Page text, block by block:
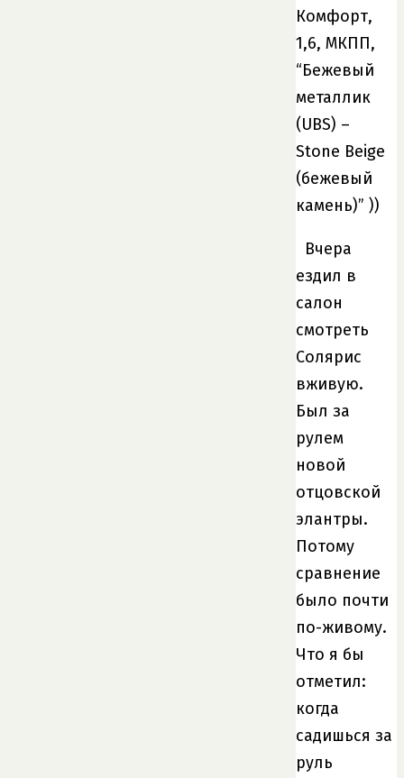
Комфорт,
1,6, МКПП,
“Бежевый
металлик
(UBS) –
Stone Beige
(бежевый
камень)” ))
Вчера
ездил в
салон
смотреть
Солярис
вживую.
Был за
рулем
новой
отцовской
элантры.
Потому
сравнение
было почти
по-живому.
Что я бы
отметил:
когда
садишься за
руль